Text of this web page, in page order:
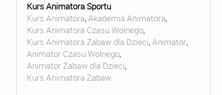
Kurs Animatora Sportu
Kurs Animatora,Akademia Animatora,
Kurs Animatora Czasu Wolnego,
Kurs Animatora Zabaw dla Dzieci,Animator,
Animator Czasu Wolnego,
Animator Zabaw dla Dzieci,
Kurs Animatora Zabaw